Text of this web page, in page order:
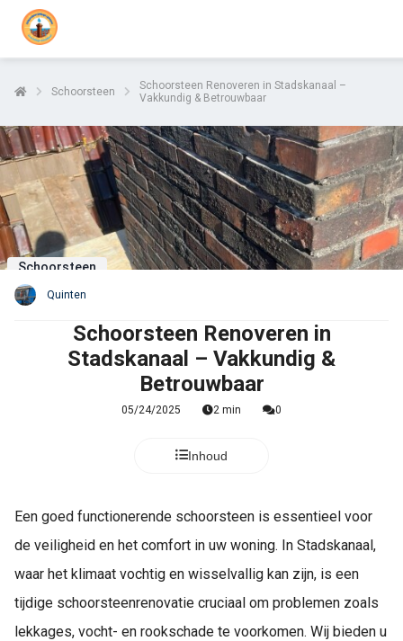
Schoorsteen
Schoorsteen Renoveren in Stadskanaal –
Vakkundig & Betrouwbaar
Schoorsteen
Quinten
Schoorsteen Renoveren in
Stadskanaal – Vakkundig &
Betrouwbaar
05/24/2025 2 min 0
Inhoud
Een goed functionerende schoorsteen is essentieel voor
de veiligheid en het comfort in uw woning. In Stadskanaal,
waar het klimaat vochtig en wisselvallig kan zijn, is een
tijdige schoorsteenrenovatie cruciaal om problemen zoals
lekkages, vocht- en rookschade te voorkomen. Wij bieden u